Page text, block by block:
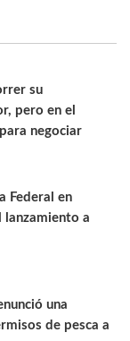
su
pero en el
negociar
Federal en
lanzamiento a
una
de pesca a